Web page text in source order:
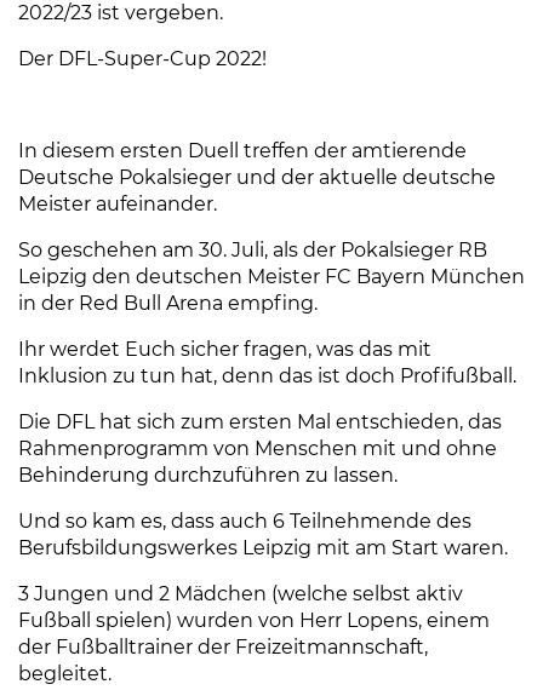
2022/23 ist vergeben.
Der DFL-Super-Cup 2022!
In diesem ersten Duell treffen der amtierende
Deutsche Pokalsieger und der aktuelle deutsche
Meister aufeinander.
So geschehen am 30. Juli, als der Pokalsieger RB
Leipzig den deutschen Meister FC Bayern München
in der Red Bull Arena empfing.
Ihr werdet Euch sicher fragen, was das mit
Inklusion zu tun hat, denn das ist doch Profifußball.
Die DFL hat sich zum ersten Mal entschieden, das
Rahmenprogramm von Menschen mit und ohne
Behinderung durchzuführen zu lassen.
Und so kam es, dass auch 6 Teilnehmende des
Berufsbildungswerkes Leipzig mit am Start waren.
3 Jungen und 2 Mädchen (welche selbst aktiv
Fußball spielen) wurden von Herr Lopens, einem
der Fußballtrainer der Freizeitmannschaft,
begleitet.